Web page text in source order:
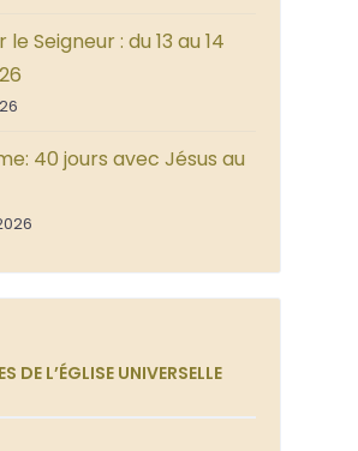
Seigneur : du 13 au 14
40 jours avec Jésus au
DE L’ÉGLISE UNIVERSELLE